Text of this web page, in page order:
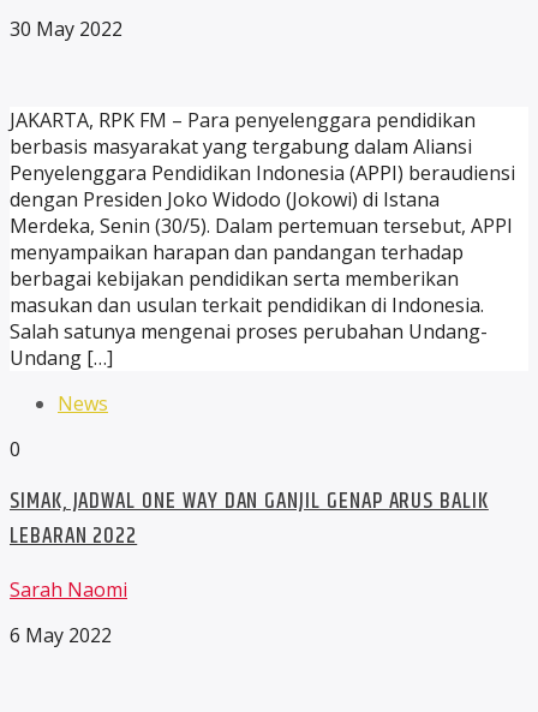
30 May 2022
JAKARTA, RPK FM – Para penyelenggara pendidikan
berbasis masyarakat yang tergabung dalam Aliansi
Penyelenggara Pendidikan Indonesia (APPI) beraudiensi
dengan Presiden Joko Widodo (Jokowi) di Istana
Merdeka, Senin (30/5). Dalam pertemuan tersebut, APPI
menyampaikan harapan dan pandangan terhadap
berbagai kebijakan pendidikan serta memberikan
masukan dan usulan terkait pendidikan di Indonesia.
Salah satunya mengenai proses perubahan Undang-
Undang […]
News
0
SIMAK, JADWAL ONE WAY DAN GANJIL GENAP ARUS BALIK
LEBARAN 2022
Sarah Naomi
6 May 2022